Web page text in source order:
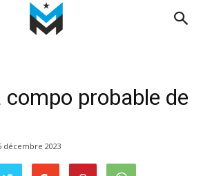
compo probable de
décembre 2023